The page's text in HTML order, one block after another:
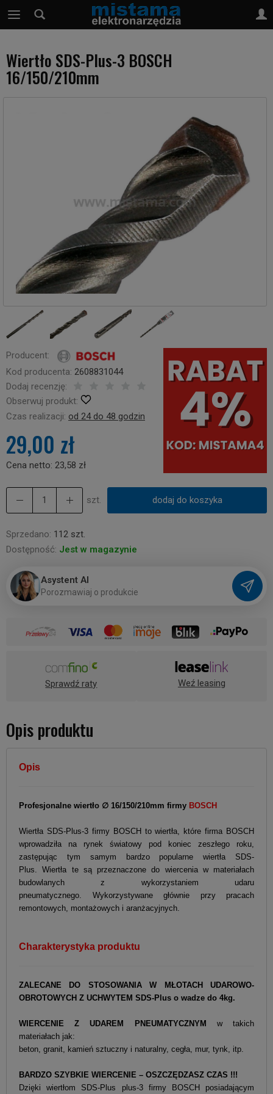
Wiertło SDS-Plus-3 BOSCH
16/150/210mm
Producent:
Kod producenta: 2608831044
Dodaj recenzję:
Obserwuj produkt:
Czas realizacji: od 24 do 48 godzin
29,00 zł
Cena netto: 23,58 zł
szt. dodaj do koszyka
Sprzedano: 112 szt.
Dostępność: Jest w magazynie
Asystent AI
Porozmawiaj o produkcie
Sprawdź raty Weź leasing
Opis produktu
Opis
Profesjonalne wiertło ∅ 16/150/210mm firmy BOSCH
Wiertła SDS-Plus-3 firmy BOSCH to wiertła, które firma BOSCH
wprowadziła na rynek światowy pod koniec zeszłego roku,
zastępując tym samym bardzo popularne wiertła SDS-
Plus. Wiertła te są przeznaczone do wiercenia w materiałach
budowlanych z wykorzystaniem udaru
pneumatycznego. Wykorzystywane głównie przy pracach
remontowych, montażowych i aranżacyjnych.
Charakterystyka produktu
ZALECANE DO STOSOWANIA W MŁOTACH UDAROWO-
OBROTOWYCH Z UCHWYTEM SDS-Plus o wadze do 4kg.
WIERCENIE Z UDAREM PNEUMATYCZNYM w takich
materiałach jak:
beton, granit, kamień sztuczny i naturalny, cegła, mur, tynk, itp.
BARDZO SZYBKIE WIERCENIE – OSZCZĘDZASZ CZAS !!!
Dzięki wiertłom SDS-Plus plus-3 firmy BOSCH posiadającym